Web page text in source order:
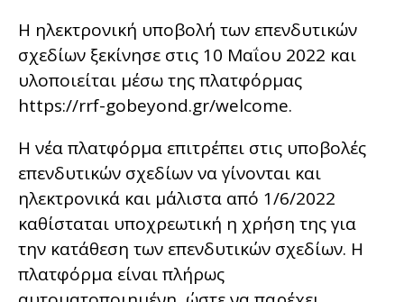
Η ηλεκτρονική υποβολή των επενδυτικών
σχεδίων ξεκίνησε στις 10 Μαΐου 2022 και
υλοποιείται μέσω της πλατφόρμας
https://rrf-gobeyond.gr/welcome.
Η νέα πλατφόρμα επιτρέπει στις υποβολές
επενδυτικών σχεδίων να γίνονται και
ηλεκτρονικά και μάλιστα από 1/6/2022
καθίσταται υποχρεωτική η χρήση της για
την κατάθεση των επενδυτικών σχεδίων. Η
πλατφόρμα είναι πλήρως